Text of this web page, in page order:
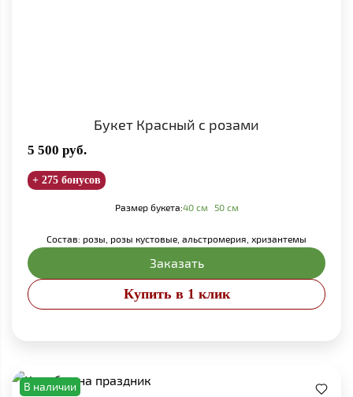
Букет Красный с розами
5 500 руб.
+ 275 бонусов
Размер букета:40 см 50 см
Состав: розы, розы кустовые, альстромерия, хризантемы
Заказать
Купить в 1 клик
В наличии